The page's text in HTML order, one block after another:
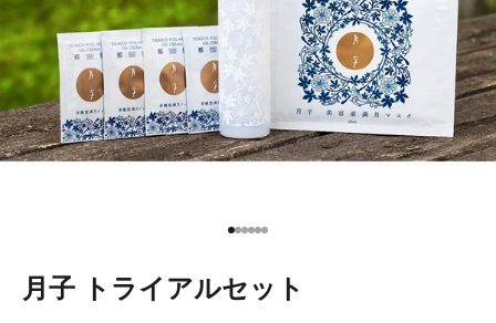
項目に移動する 1
項目に移動する 2
項目に移動する 3
項目に移動する 4
項目に移動する 5
項目に移動する 6
月子 トライアルセット